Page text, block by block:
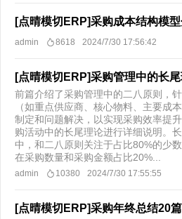
[点晴模切ERP]采购成本结构模
admin 8618 2024/7/30 17:56:42
[点晴模切ERP]采购管理中的长
前篇介绍了采购管理中的二八原则，
（如重点供应商、核心物料、主要成
制定和问题解决，以实现采购效率提
购活动中的长尾理论进行详细说明。
中，和二八原则关注于占比80%的少
在采购数量和采购金额占比20%...
admin 10380 2024/7/30 17:55:55
[点晴模切ERP]采购年终总结20